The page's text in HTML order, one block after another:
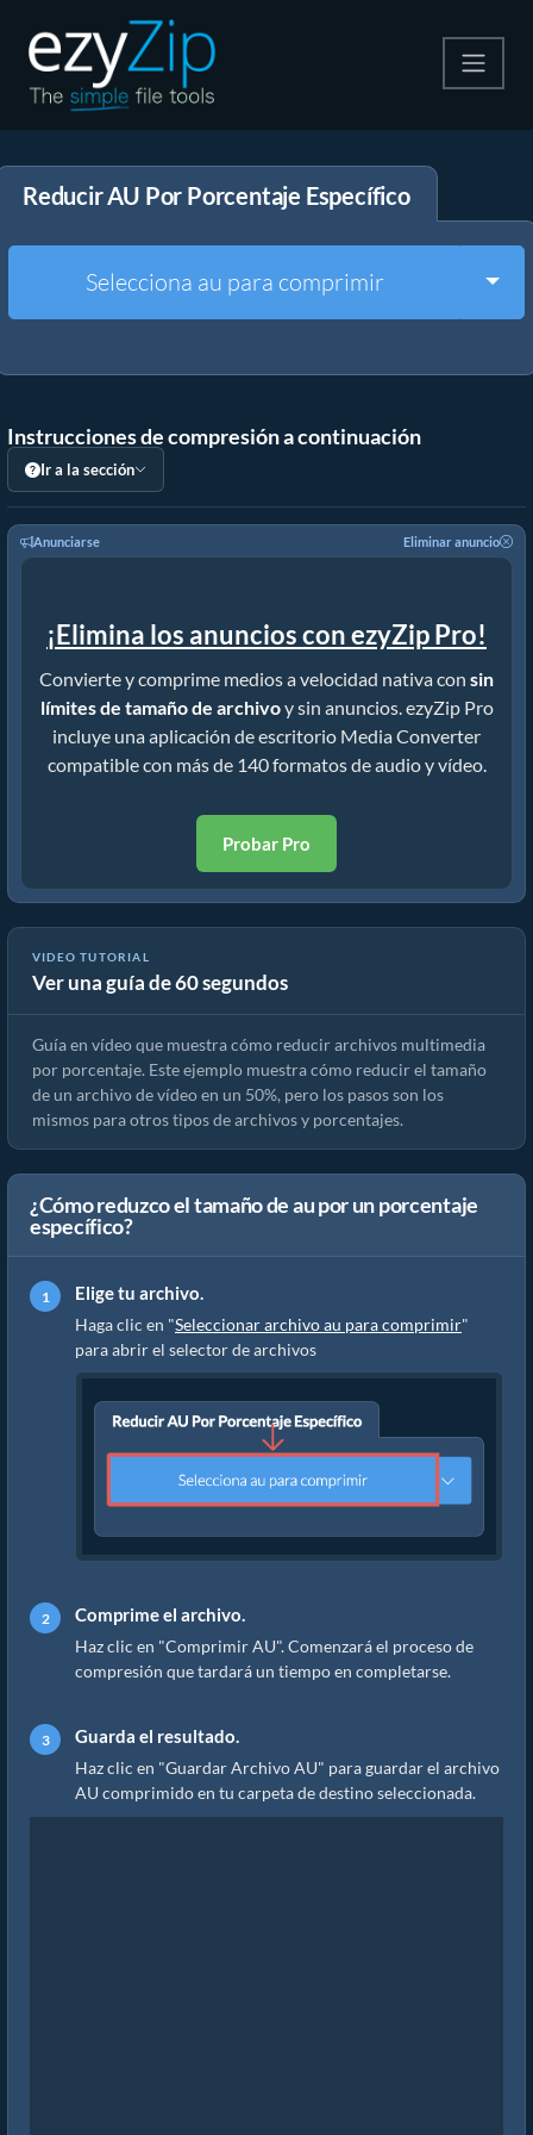
Descomprime
Otras herramientas
Reducir AU Por Porcentaje Específico
Selecciona au para comprimir
Instrucciones de compresión a continuación
Ir a la sección
Anunciarse Eliminar anuncio
¡Elimina los anuncios con ezyZip Pro!
Convierte y comprime medios a velocidad nativa con sin
límites de tamaño de archivoy sin anuncios. ezyZip Pro
incluye una aplicación de escritorio Media Converter
compatible con más de 140 formatos de audio y vídeo.
Probar Pro
VIDEO TUTORIAL
Ver una guía de 60 segundos
Cómo Reducir Archivos Multimedia por Porcentaje (Guía Simple)
Guía en vídeo que muestra cómo reducir archivos multimedia
por porcentaje. Este ejemplo muestra cómo reducir el tamaño
de un archivo de vídeo en un 50%, pero los pasos son los
mismos para otros tipos de archivos y porcentajes.
¿Cómo reduzco el tamaño de au por un porcentaje
específico?
Elige tu archivo.
Haga clic en "Seleccionar archivo au para comprimir"
para abrir el selector de archivos
Comprime el archivo.
Haz clic en "Comprimir AU". Comenzará el proceso de
compresión que tardará un tiempo en completarse.
Guarda el resultado.
Haz clic en "Guardar Archivo AU" para guardar el archivo
AU comprimido en tu carpeta de destino seleccionada.